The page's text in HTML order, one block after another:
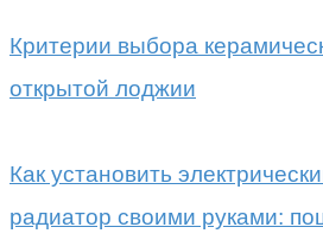
Критерии выбора
открытой лоджии
Как установить
радиатор своими руками: